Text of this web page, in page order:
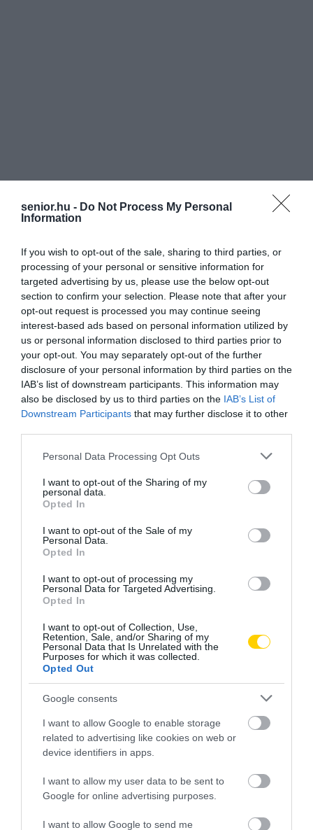
senior.hu - Do Not Process My Personal
Information
If you wish to opt-out of the sale, sharing to third parties, or
processing of your personal or sensitive information for
targeted advertising by us, please use the below opt-out
section to confirm your selection. Please note that after your
opt-out request is processed you may continue seeing
interest-based ads based on personal information utilized by
us or personal information disclosed to third parties prior to
your opt-out. You may separately opt-out of the further
disclosure of your personal information by third parties on the
IAB’s list of downstream participants. This information may
also be disclosed by us to third parties on the IAB’s List of
Downstream Participants that may further disclose it to other
Please note that this website/app uses one or more Google
not limited to your visit or usage behaviour. You may click to
grant or deny consent to Google and its third-party tags to
use your data for below specified purposes in below Google
consent section.
Personal Data Processing Opt Outs
I want to opt-out of the Sharing of my
personal data.
Opted In
I want to opt-out of the Sale of my
Personal Data.
Opted In
I want to opt-out of processing my
Personal Data for Targeted Advertising.
Opted In
I want to opt-out of Collection, Use,
Retention, Sale, and/or Sharing of my
Personal Data that Is Unrelated with the
Purposes for which it was collected.
Opted Out
Google consents
I want to allow Google to enable storage
related to advertising like cookies on web or
device identifiers in apps.
I want to allow my user data to be sent to
Google for online advertising purposes.
I want to allow Google to send me